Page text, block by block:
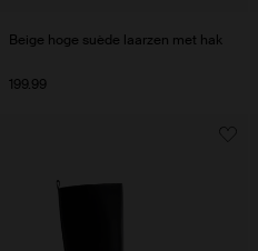
Beige hoge suède laarzen met hak
199.99